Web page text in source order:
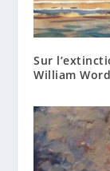
Sur
William